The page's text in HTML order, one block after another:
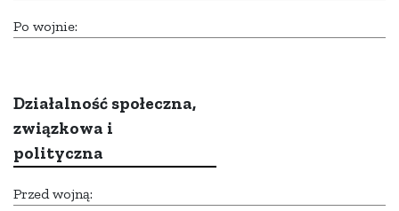
Po wojnie:
Działalność społeczna,
związkowa i
polityczna
Przed wojną: